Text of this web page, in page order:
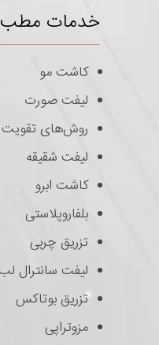
خدمات
کاشت مو
لیفت صورت
روش‌های تقویت
لیفت شقیقه
کاشت ابرو
بلفاروپلاستی
تزریق چربی
لیفت سانترال لب
تزریق بوتاکس
مزوتراپی